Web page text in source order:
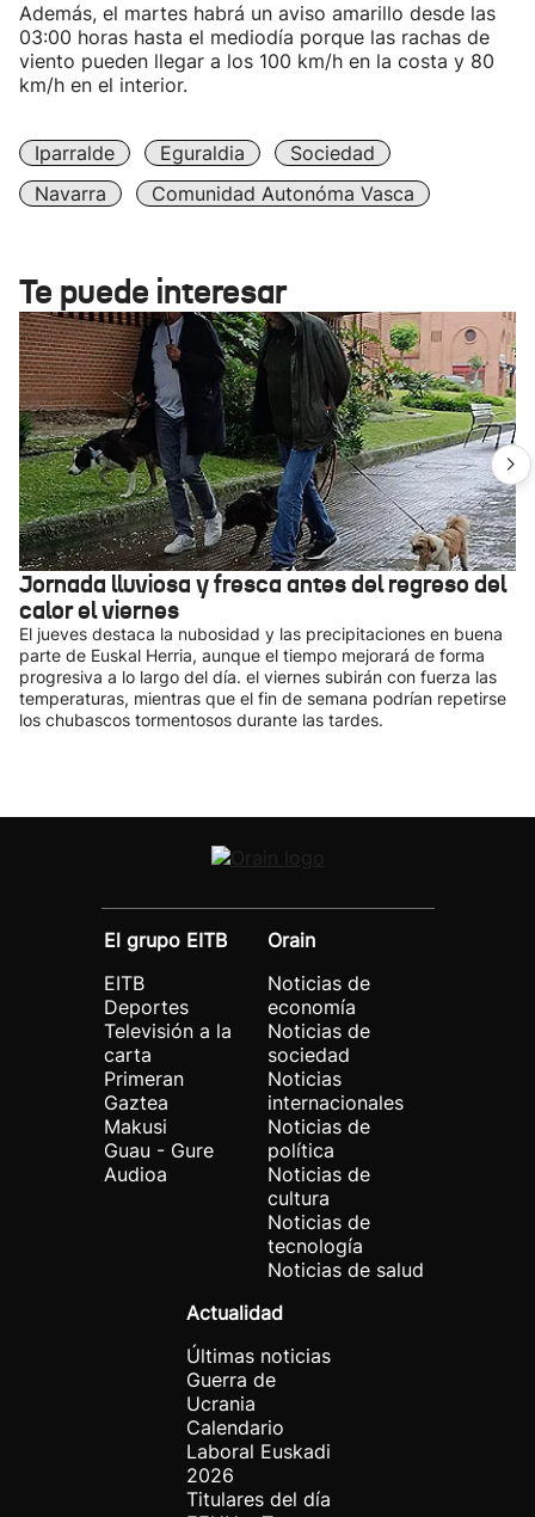
Además, el martes habrá un aviso amarillo desde las
03:00 horas hasta el mediodía porque las rachas de
viento pueden llegar a los 100 km/h en la costa y 80
km/h en el interior.
Iparralde Eguraldia
Sociedad
Navarra
Comunidad Autonóma Vasca
Te puede interesar
Jornada lluviosa y fresca antes del regreso del
calor el viernes
El jueves destaca la nubosidad y las precipitaciones en buena
parte de Euskal Herria, aunque el tiempo mejorará de forma
progresiva a lo largo del día. el viernes subirán con fuerza las
temperaturas, mientras que el fin de semana podrían repetirse
los chubascos tormentosos durante las tardes.
El grupo EITB
EITB
Deportes
Televisión a la
carta
Primeran
Gaztea
Makusi
Guau - Gure
Audioa
Orain
Noticias de
economía
Noticias de
sociedad
Noticias
internacionales
Noticias de
política
Noticias de
cultura
Noticias de
tecnología
Noticias de salud
Actualidad
Últimas noticias
Guerra de
Ucrania
Calendario
Laboral Euskadi
2026
Titulares del día